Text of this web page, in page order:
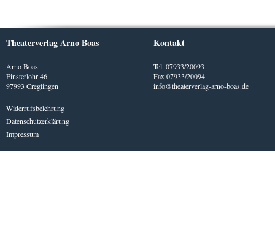
Theaterverlag Arno Boas
Arno Boas
Finsterlohr 46
97993 Creglingen
Widerrufsbelehrung
Datenschutzerklärung
Impressum
Kontakt
Tel. 07933/20093
Fax 07933/20094
info@theaterverlag-arno-boas.de